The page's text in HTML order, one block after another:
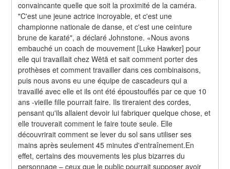
convaincante quelle que soit la proximité de la caméra.
"C'est une jeune actrice incroyable, et c'est une
championne nationale de danse, et c'est une ceinture
brune de karaté", a déclaré Johnstone. «Nous avons
embauché un coach de mouvement [Luke Hawker] pour
elle qui travaillait chez Wētā et sait comment porter des
prothèses et comment travailler dans ces combinaisons,
puis nous avons eu une équipe de cascadeurs qui a
travaillé avec elle et ils ont été époustouflés par ce que 10
ans -vieille fille pourrait faire. Ils tireraient des cordes,
pensant qu'ils allaient devoir lui fabriquer quelque chose, et
elle trouverait comment le faire toute seule. Elle
découvrirait comment se lever du sol sans utiliser ses
mains après seulement 45 minutes d'entraînement.En
effet, certains des mouvements les plus bizarres du
personnage – ceux que le public pourrait supposer avoir